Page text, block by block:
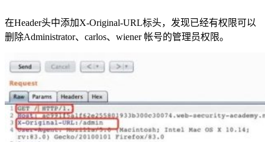
在Header头中添加X-Original-URL标头，发现已经有权限可以
删除Administrator、carlos、wiener 帐号的管理员权限。